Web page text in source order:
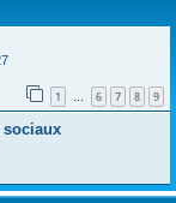
1 … 6 7 8 9
sociaux